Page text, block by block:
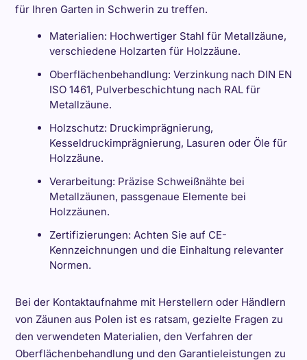
für Ihren Garten in Schwerin zu treffen.
Materialien: Hochwertiger Stahl für Metallzäune,
verschiedene Holzarten für Holzzäune.
Oberflächenbehandlung: Verzinkung nach DIN EN
ISO 1461, Pulverbeschichtung nach RAL für
Metallzäune.
Holzschutz: Druckimprägnierung,
Kesseldruckimprägnierung, Lasuren oder Öle für
Holzzäune.
Verarbeitung: Präzise Schweißnähte bei
Metallzäunen, passgenaue Elemente bei
Holzzäunen.
Zertifizierungen: Achten Sie auf CE-
Kennzeichnungen und die Einhaltung relevanter
Normen.
Bei der Kontaktaufnahme mit Herstellern oder Händlern
von Zäunen aus Polen ist es ratsam, gezielte Fragen zu
den verwendeten Materialien, den Verfahren der
Oberflächenbehandlung und den Garantieleistungen zu